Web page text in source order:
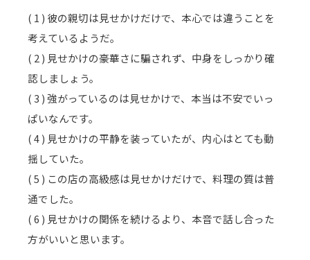
( 1 ) 彼の親切は見せかけだけで、本心では違うことを
考えているようだ。
( 2 ) 見せかけの豪華さに騙されず、中身をしっかり確
認しましょう。
( 3 ) 強がっているのは見せかけで、本当は不安でいっ
ぱいなんです。
( 4 ) 見せかけの平静を装っていたが、内心はとても動
揺していた。
( 5 ) この店の高級感は見せかけだけで、料理の質は普
通でした。
( 6 ) 見せかけの関係を続けるより、本音で話し合った
方がいいと思います。